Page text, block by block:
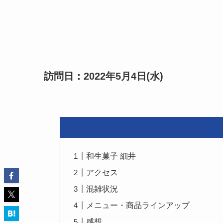
訪問日：2022年5月4日(水)
和生菓子 細井
アクセス
混雑状況
メニュー・商品ラインアップ